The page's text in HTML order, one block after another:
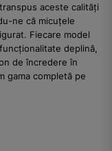
aceste calități
ne că micuțele
Fiecare model
deplină,
de încredere în
gama completă pe